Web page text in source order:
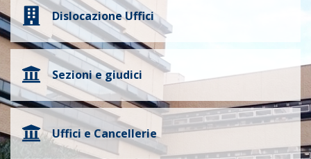
Dislocazione Uffici
Sezioni e giudici
Uffici e Cancellerie